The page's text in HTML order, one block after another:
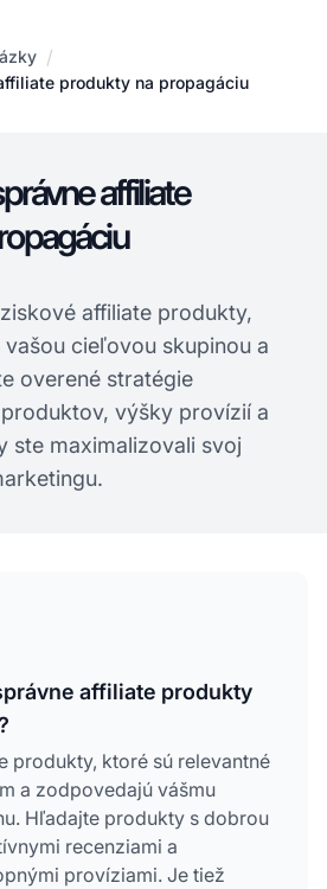
/
produkty na propagáciu
affiliate
affiliate produkty,
cieľovou skupinou a
overené stratégie
výšky provízií a
ste maximalizovali svoj
affiliate produkty
produkty, ktoré sú relevantné
a zodpovedajú vášmu
Hľadajte produkty s dobrou
recenziami a
províziami. Je tiež